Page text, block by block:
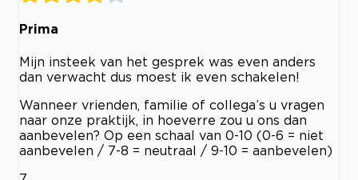
Prima
Mijn insteek van het gesprek was even anders
dan verwacht dus moest ik even schakelen!
Wanneer vrienden, familie of collega’s u vragen
naar onze praktijk, in hoeverre zou u ons dan
aanbevelen? Op een schaal van 0-10 (0-6 = niet
aanbevelen / 7-8 = neutraal / 9-10 = aanbevelen)